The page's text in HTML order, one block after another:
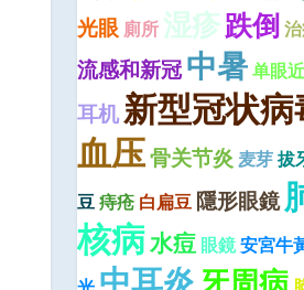
光眼 廁所 湿疹跌倒
流感和新冠中暑单眼
耳机新型冠状病
血压骨关节炎 麦芽拔
豆痔疮 白扁豆 隱形眼鏡
核病水痘 眼鏡安宮牛
中耳炎牙周病